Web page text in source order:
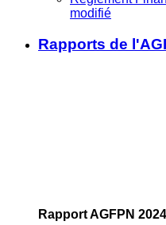
modifié
Rapports de
Rapport AGFPN 2024